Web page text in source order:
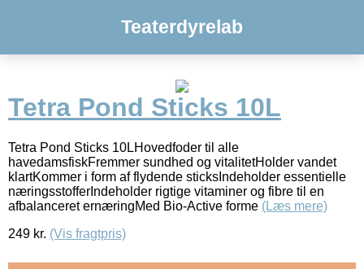
Teaterdyrelab
Tetra Pond Sticks 10L
Tetra Pond Sticks 10LHovedfoder til alle
havedamsfiskFremmer sundhed og vitalitetHolder vandet
klartKommer i form af flydende sticksIndeholder essentielle
næringsstofferIndeholder rigtige vitaminer og fibre til en
afbalanceret ernæringMed Bio-Active forme (Læs mere)
249 kr. (Vis fragtpris)